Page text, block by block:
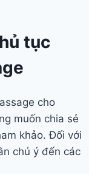
tục
cho
muốn chia sẻ
khảo. Đối với
chú ý đến các